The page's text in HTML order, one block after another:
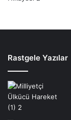
Rastgele Yazılar